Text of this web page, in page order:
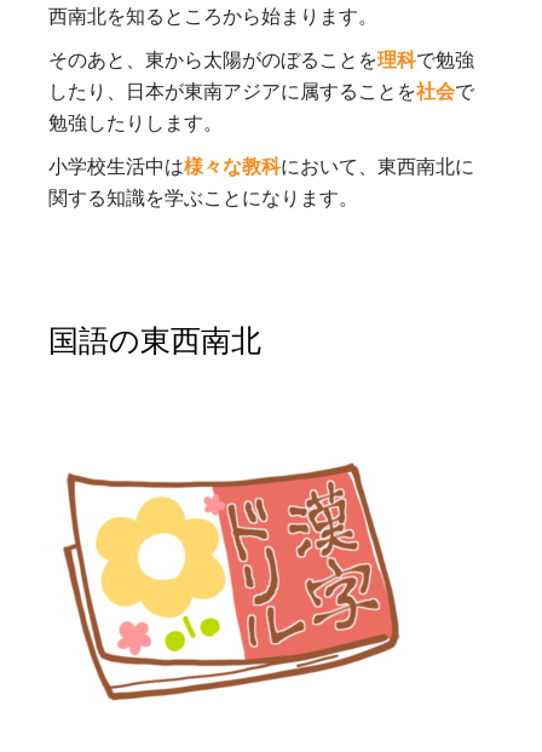
西南北を知るところから始まります。
そのあと、東から太陽がのぼることを理科で勉強
したり、日本が東南アジアに属することを社会で
勉強したりします。
小学校生活中は様々な教科において、東西南北に
関する知識を学ぶことになります。
国語の東西南北